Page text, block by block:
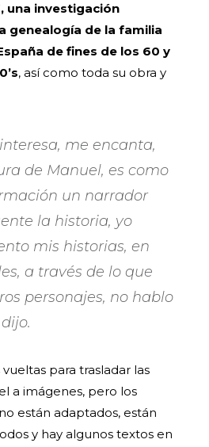
una investigación
genealogía de la familia
de fines de los 60 y
, así como toda su obra y
me encanta,
de Manuel, es como
un narrador
la historia, yo
mis historias, en
a través de lo que
personajes, no hablo
para trasladar las
a imágenes, pero los
están adaptados, están
y hay algunos textos en